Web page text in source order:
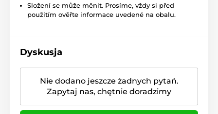
Složení se může měnit. Prosíme, vždy si před
použitím ověřte informace uvedené na obalu.
Dyskusja
Nie dodano jeszcze żadnych pytań.
Zapytaj nas, chętnie doradzimy